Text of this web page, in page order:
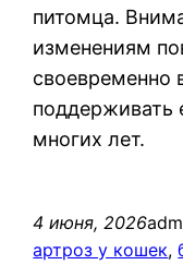
питомца.
изменениям
своевременно
поддерживать
многих лет.
4 июня, 2026
артроз у кошек,